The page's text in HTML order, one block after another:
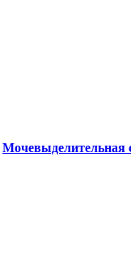
Мочевыделительная